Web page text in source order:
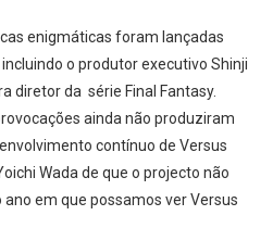
enigmáticas foram lançadas
o produtor executivo Shinji
diretor da série Final Fantasy.
ainda não produziram
contínuo de Versus
Wada de que o projecto não
em que possamos ver Versus